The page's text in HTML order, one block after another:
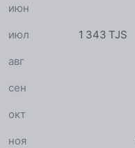
июн
1 343 TJS
июл
авг
сен
окт
ноя